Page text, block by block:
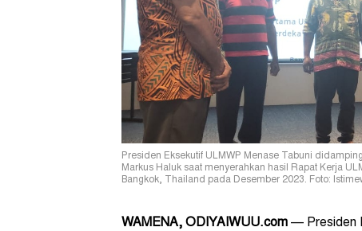
Presiden Eksekutif ULMWP Menase Tabuni
Markus Haluk saat menyerahkan hasil Rapat Kerja
Bangkok, Thailand pada Desember 2023. Foto:
WAMENA, ODIYAIWUU.com — Presiden